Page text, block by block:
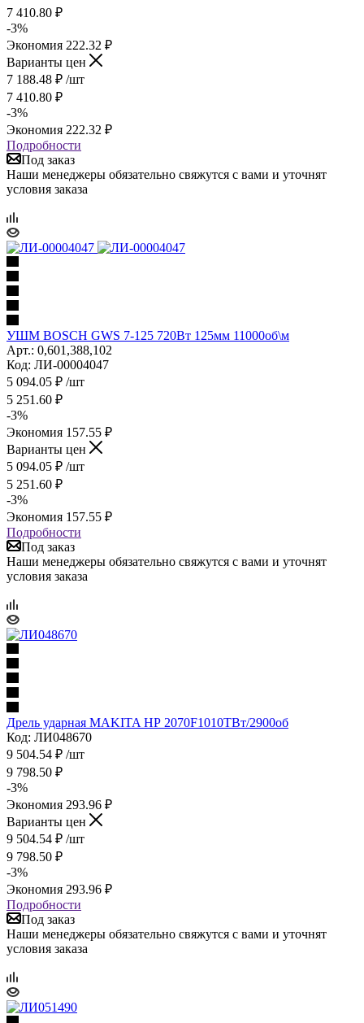
7 410.80 ₽
-3%
Экономия 222.32 ₽
Варианты цен
7 188.48 ₽ /шт
7 410.80 ₽
-3%
Экономия 222.32 ₽
Подробности
Под заказ
Наши менеджеры обязательно свяжутся с вами и уточнят
условия заказа
УШМ BOSCH GWS 7-125 720Вт 125мм 11000об\м
Арт.: 0,601,388,102
Код: ЛИ-00004047
5 094.05 ₽ /шт
5 251.60 ₽
-3%
Экономия 157.55 ₽
Варианты цен
5 094.05 ₽ /шт
5 251.60 ₽
-3%
Экономия 157.55 ₽
Подробности
Под заказ
Наши менеджеры обязательно свяжутся с вами и уточнят
условия заказа
Дрель ударная MAKITA НР 2070F1010ТВт/2900об
Код: ЛИ048670
9 504.54 ₽ /шт
9 798.50 ₽
-3%
Экономия 293.96 ₽
Варианты цен
9 504.54 ₽ /шт
9 798.50 ₽
-3%
Экономия 293.96 ₽
Подробности
Под заказ
Наши менеджеры обязательно свяжутся с вами и уточнят
условия заказа